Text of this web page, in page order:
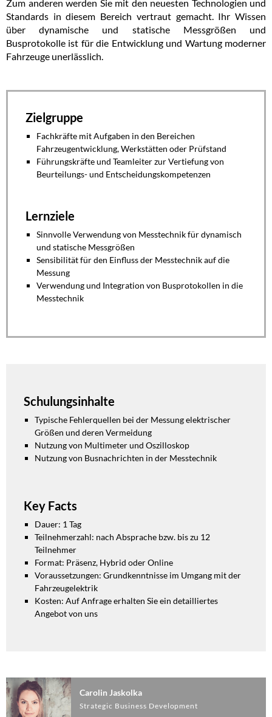
Zum anderen werden Sie mit den neuesten Technologien und
Standards in diesem Bereich vertraut gemacht. Ihr Wissen
über dynamische und statische Messgrößen und
Busprotokolle ist für die Entwicklung und Wartung moderner
Fahrzeuge unerlässlich.
Zielgruppe
Fachkräfte mit Aufgaben in den Bereichen
Fahrzeugentwicklung, Werkstätten oder Prüfstand
Führungskräfte und Teamleiter zur Vertiefung von
Beurteilungs- und Entscheidungskompetenzen
Lernziele
Sinnvolle Verwendung von Messtechnik für dynamisch
und statische Messgrößen
Sensibilität für den Einfluss der Messtechnik auf die
Messung
Verwendung und Integration von Busprotokollen in die
Messtechnik​
Schulungsinhalte
Typische Fehlerquellen bei der Messung elektrischer
Größen und deren Vermeidung
Nutzung von Multimeter und Oszilloskop
Nutzung von Busnachrichten in der Messtechnik
Key Facts
Dauer: 1 Tag
Teilnehmerzahl: nach Absprache bzw. bis zu 12
Teilnehmer
Format: Präsenz, Hybrid oder Online
Voraussetzungen: Grundkenntnisse im Umgang mit der
Fahrzeugelektrik
Kosten: Auf Anfrage erhalten Sie ein detailliertes
Angebot von uns
Carolin Jaskolka
Strategic Business Development